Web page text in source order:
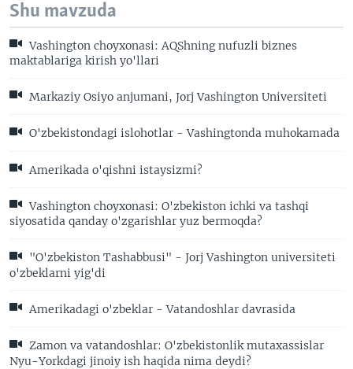
Shu mavzuda
Vashington choyxonasi: AQShning nufuzli biznes
maktablariga kirish yo'llari
Markaziy Osiyo anjumani, Jorj Vashington Universiteti
O'zbekistondagi islohotlar - Vashingtonda muhokamada
Amerikada o'qishni istaysizmi?
Vashington choyxonasi: O'zbekiston ichki va tashqi
siyosatida qanday o'zgarishlar yuz bermoqda?
"O'zbekiston Tashabbusi" - Jorj Vashington universiteti
o'zbeklarni yig'di
Amerikadagi o'zbeklar - Vatandoshlar davrasida
Zamon va vatandoshlar: O'zbekistonlik mutaxassislar
Nyu-Yorkdagi jinoiy ish haqida nima deydi?